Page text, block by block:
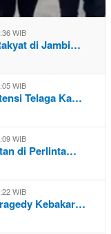
WIB
di Jambi…
WIB
Telaga Ka…
WIB
di Perlinta…
WIB
Kebakar…